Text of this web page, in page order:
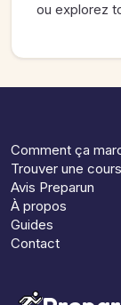
ou explorez
Comment ça
Trouver une
Avis Preparun
À propos
Guides
Contact